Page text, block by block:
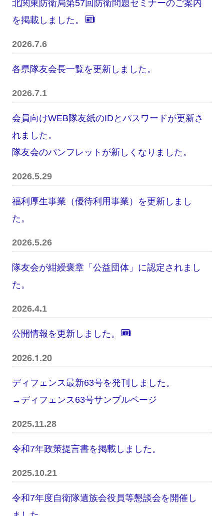
北関東防衛局第57回防衛問題セミナーのご案内
を掲載しました。
2026.7.6
各県隊友会長一覧を更新しました。
2026.7.1
会員向けWEB隊友紙のIDとパスワードが更新さ
れました。
隊友会のパンフレットが新しくなりました。
2026.5.29
福利厚生事業（優待利用事業）を更新しまし
た。
2026.5.26
隊友会が紺綬褒章「公益団体」に認定されまし
た。
2026.4.1
公開情報を更新しました。
2026.1.20
ディフェンス最新63号を発刊しました。
→ディフェンス63号サンプルページ
2025.11.28
令和7年政策提言書を掲載しました。
2025.10.21
令和7年度自衛隊遺族会役員等懇談会を開催し